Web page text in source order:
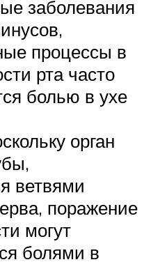
заболевания
процессы в
рта часто
болью в ухе
орган
ветвями
поражение
могут
болями в